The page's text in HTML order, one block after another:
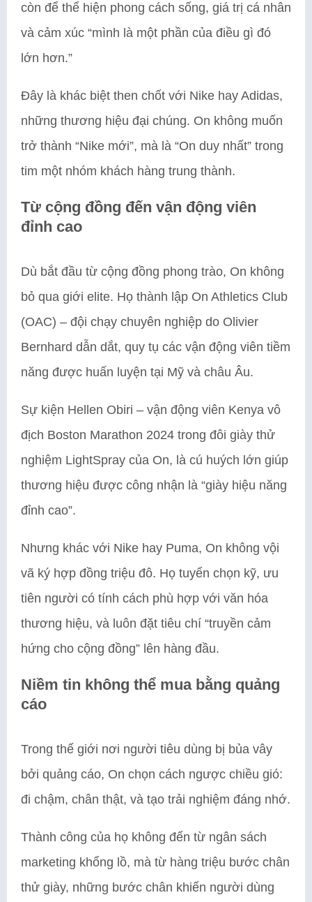
còn để thể hiện phong cách sống, giá trị cá nhân
và cảm xúc “mình là một phần của điều gì đó
lớn hơn.”
Đây là khác biệt then chốt với Nike hay Adidas,
những thương hiệu đại chúng. On không muốn
trở thành “Nike mới”, mà là “On duy nhất” trong
tim một nhóm khách hàng trung thành.
Từ cộng đồng đến vận động viên
đỉnh cao
Dù bắt đầu từ cộng đồng phong trào, On không
bỏ qua giới elite. Họ thành lập On Athletics Club
(OAC) – đội chạy chuyên nghiệp do Olivier
Bernhard dẫn dắt, quy tụ các vận động viên tiềm
năng được huấn luyện tại Mỹ và châu Âu.
Sự kiện Hellen Obiri – vận động viên Kenya vô
địch Boston Marathon 2024 trong đôi giày thử
nghiệm LightSpray của On, là cú huých lớn giúp
thương hiệu được công nhận là “giày hiệu năng
đỉnh cao”.
Nhưng khác với Nike hay Puma, On không vội
vã ký hợp đồng triệu đô. Họ tuyển chọn kỹ, ưu
tiên người có tính cách phù hợp với văn hóa
thương hiệu, và luôn đặt tiêu chí “truyền cảm
hứng cho cộng đồng” lên hàng đầu.
Niềm tin không thể mua bằng quảng
cáo
Trong thế giới nơi người tiêu dùng bị bủa vây
bởi quảng cáo, On chọn cách ngược chiều gió:
đi chậm, chân thật, và tạo trải nghiệm đáng nhớ.
Thành công của họ không đến từ ngân sách
marketing khổng lồ, mà từ hàng triệu bước chân
thử giày, những bước chân khiến người dùng